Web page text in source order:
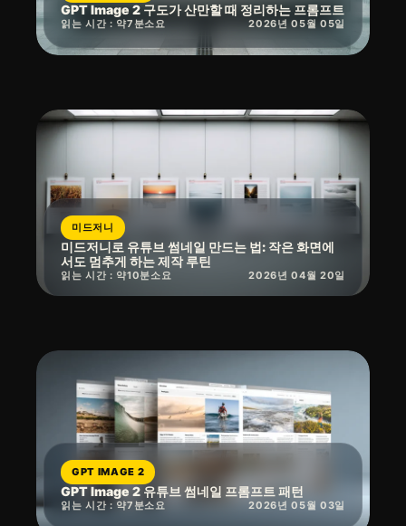
GPT Image 2 구도가 산만할 때 정리하는 프롬프트
읽는 시간 : 약7분소요 2026년 05월 05일
미드저니
미드저니로 유튜브 썸네일 만드는 법: 작은 화면에
서도 멈추게 하는 제작 루틴
읽는 시간 : 약10분소요 2026년 04월 20일
GPT IMAGE 2
GPT Image 2 유튜브 썸네일 프롬프트 패턴
읽는 시간 : 약7 분소요 2026년 05월 03일